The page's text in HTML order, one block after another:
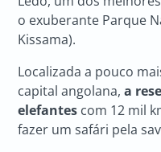
o exuberante Parque
Kissama).
Localizada a pouco
capital angolana,a
elefantes com 12 mil
fazer um safári pela